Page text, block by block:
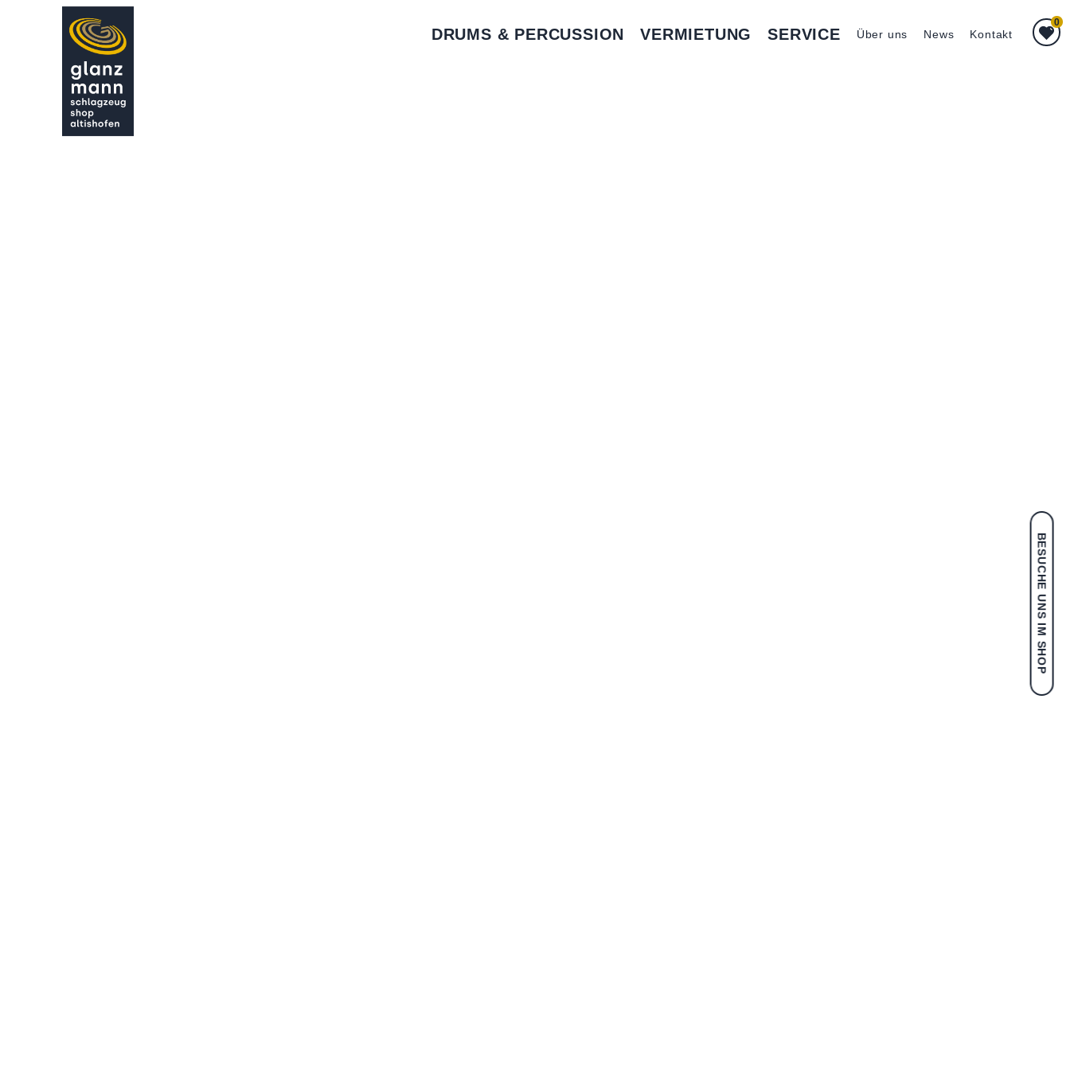
DRUMS & PERCUSSION VERMIETUNG SERVICE Über uns News Kontakt
0
BESUCHE UNS IM SHOP